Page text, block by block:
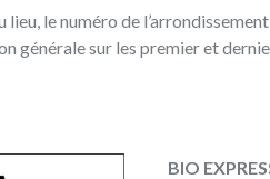
lieu, le numéro de
générale sur les premier et
BIO